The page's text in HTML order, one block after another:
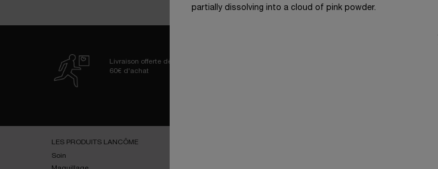
Livraison offerte dès
60€ d'achat
LES PRODUITS LANCÔME
Soin